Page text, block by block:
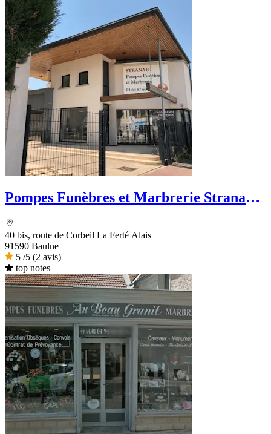
Pompes Funèbres et Marbrerie Stranart -
40 bis, route de Corbeil La Ferté Alais
91590 Baulne
5 /5 (2 avis)
top notes